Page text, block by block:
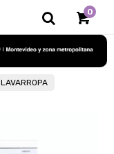
0
LAVARROPA